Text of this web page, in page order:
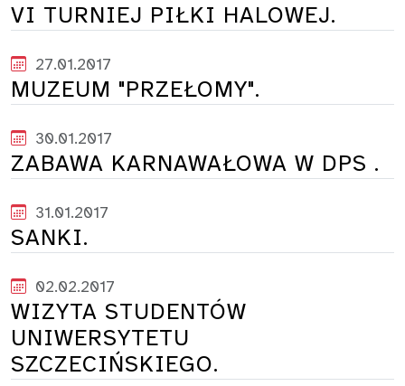
VI TURNIEJ PIŁKI HALOWEJ.
27.01.2017
MUZEUM "PRZEŁOMY".
30.01.2017
ZABAWA KARNAWAŁOWA W DPS .
31.01.2017
SANKI.
02.02.2017
WIZYTA STUDENTÓW
UNIWERSYTETU
SZCZECIŃSKIEGO.